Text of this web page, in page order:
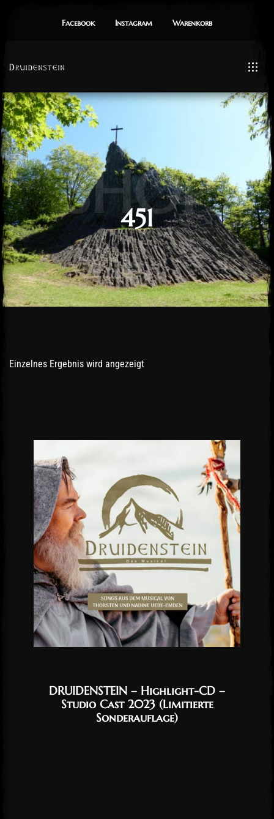
Facebook Instagram Warenkorb
SHOP
451
Einzelnes Ergebnis wird angezeigt
DRUIDENSTEIN – Highlight-CD –
Studio Cast 2023 (Limitierte
Sonderauflage)